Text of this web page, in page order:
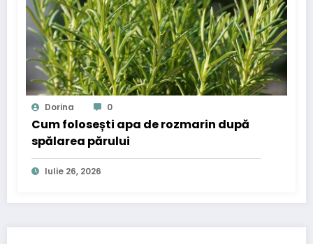
Dorina 0
Cum folosești apa de rozmarin după
spălarea părului
Iulie 26, 2026